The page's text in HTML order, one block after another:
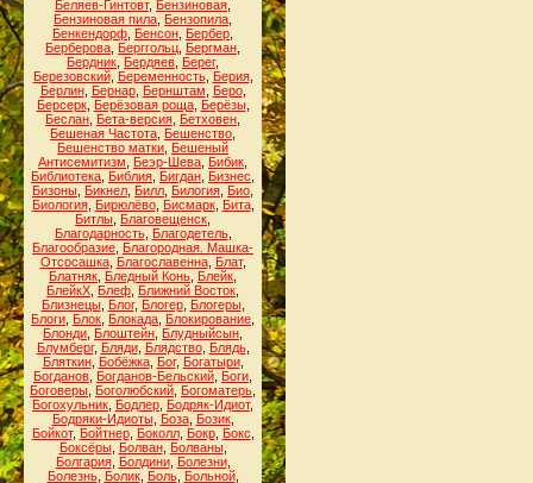
Беляев-Гинтовт, Бензиновая
Бензиновая пила Бензопила
Бенкендорф Бенсон Бербер
Берберова Берггольц Бергман
Бердник Бердяев Берег,
Березовский, Беременность, Берия,
Берлин, Бернар, Бернштам Беро,
Берсерк, Берёзовая роща, Берёзы,
Беслан Бета-версия Бетховен
Бешеная Частота Бешенство
Бешенство матки Бешеный
Антисемитизм
Беэр-Шева Бибик
Библиотека Библия Бигдан Бизнес
Бизоны Бикнел Билл Билогия Био
Биология, Бирюлёво, Бисмарк, Бита,
Битлы Благовещенск
Благодарность, Благодетель,
Благообразие Благородная. Машка-
Отсосашка, Благославенна, Блат,
Блатняк Бледный Конь Блейк
БлейкХ Блеф Ближний Восток
Близнецы, Блог, Блогер, Блогеры,
Блоги Блок Блокада Блокирование
Блонди Блоштейн Блудныйсын
Блумберг, Бляди, Блядство, Блядь,
Бляткин, Бобёжка, Бог, Богатыри,
Богданов Богданов-Бельский Боги
Боговеры Боголюбский Богоматерь
Богохульник Бодлер Бодряк-Идиот,
Бодряки-Идиоты, Боза, Бозик,
Бойкот, Бойтнер, Боколл, Бокр, Бокс
Боксёры, Болван, Болваны,
Болгария, Болдини, Болезни,
Болезнь, Болик, Боль, Больной,